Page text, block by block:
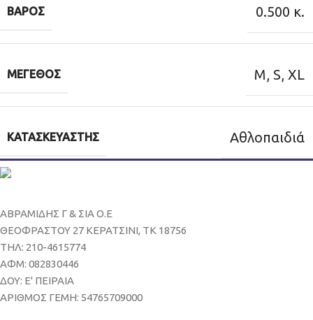
ΒΆΡΟΣ 0.500 κ.
ΜΈΓΕΘΟΣ M, S, XL
ΚΑΤΑΣΚΕΥΑΣΤΉΣ Αθλοπαιδιά
ΑΒΡΑΜΙΔΗΣ Γ & ΣΙΑ Ο.Ε
ΘΕΟΦΡΑΣΤΟΥ 27 ΚΕΡΑΤΣΙΝΙ, ΤΚ 18756
ΤΗΛ: 210-4615774
ΑΦΜ: 082830446
ΔΟΥ: Ε' ΠΕΙΡΑΙΑ
ΑΡΙΘΜΟΣ ΓΕΜΗ: 54765709000